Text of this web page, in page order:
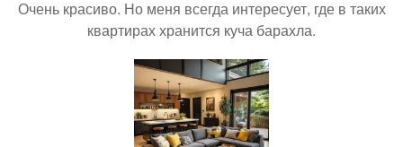
Очень красиво. Но меня всегда интересует, где в таких
квартирах хранится куча барахла.